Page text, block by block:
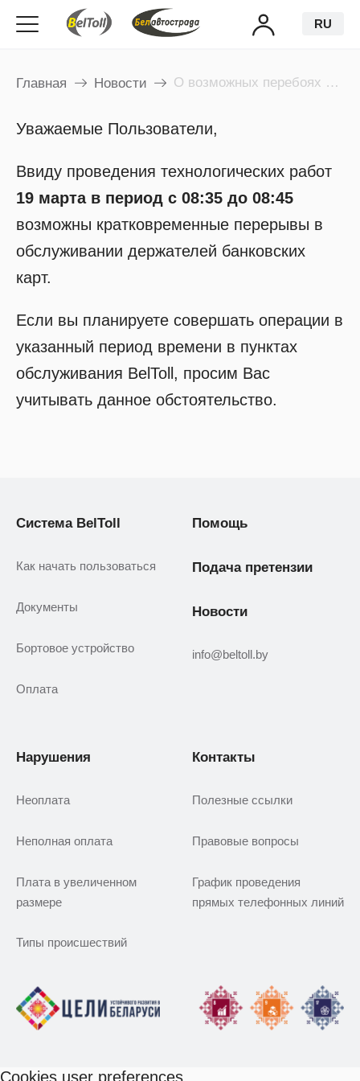
RU
Главная Новости О возможных перебоях в обслуживании держателей карт 19 марта
Уважаемые Пользователи,
Ввиду проведения технологических работ
19 марта в период с 08:35 до 08:45
возможны кратковременные перерывы в
обслуживании держателей банковских
карт.
Если вы планируете совершать операции в
указанный период времени в пунктах
обслуживания BelToll, просим Вас
учитывать данное обстоятельство.
Система BelToll
Как начать пользоваться
Документы
Бортовое устройство
Оплата
Помощь
Подача претензии
Новости
info@beltoll.by
Нарушения
Неоплата
Неполная оплата
Плата в увеличенном
размере
Типы происшествий
Контакты
Полезные ссылки
Правовые вопросы
График проведения
прямых телефонных линий
Cookies user preferences